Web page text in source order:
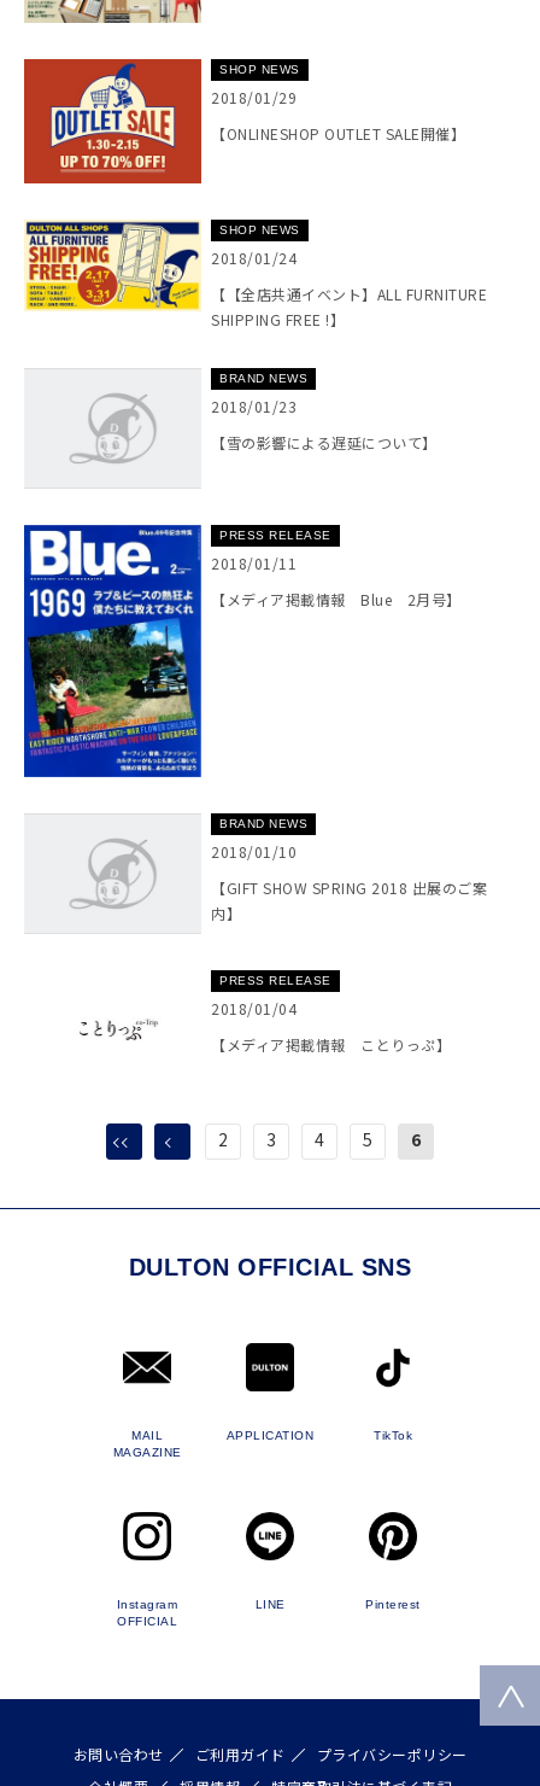
SHOP NEWS
2018/01/29
【ONLINESHOP OUTLET SALE開催】
SHOP NEWS
2018/01/24
【【全店共通イベント】ALL FURNITURE
SHIPPING FREE !】
BRAND NEWS
2018/01/23
【雪の影響による遅延について】
PRESS RELEASE
2018/01/11
【メディア掲載情報 Blue 2月号】
BRAND NEWS
2018/01/10
【GIFT SHOW SPRING 2018 出展のご案
内】
PRESS RELEASE
2018/01/04
【メディア掲載情報 ことりっぷ】
2 3 4 5 6
DULTON OFFICIAL SNS
MAIL
MAGAZINE
APPLICATION TikTok
Instagram
OFFICIAL
LINE Pinterest
お問い合わせ ご利用ガイド
プライバシーポリシー